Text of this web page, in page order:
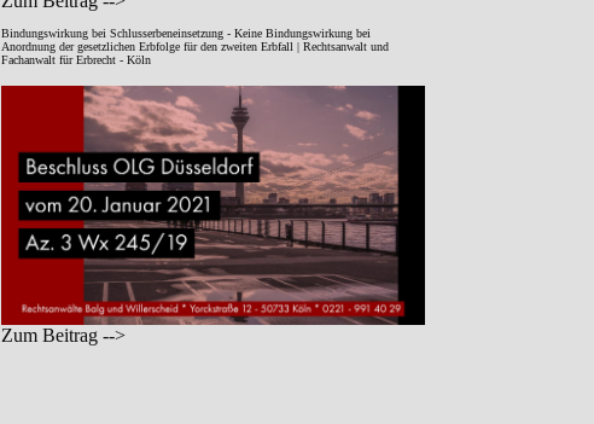
Bindungswirkung bei Schlusserbeneinsetzung - Keine Bindungswirkung bei
Anordnung der gesetzlichen Erbfolge für den zweiten Erbfall | Rechtsanwalt und
Fachanwalt für Erbrecht - Köln
Zum Beitrag -->